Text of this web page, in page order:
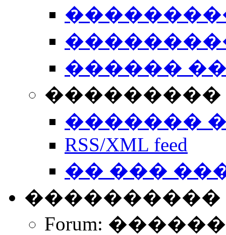
������
���������
�������
RSS/XML feed
�� ���
����������
Forum: